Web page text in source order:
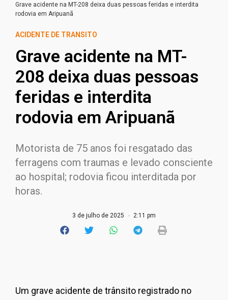
Grave acidente na MT-208 deixa duas pessoas feridas e interdita
rodovia em Aripuanã
ACIDENTE DE TRANSITO
Grave acidente na MT-
208 deixa duas pessoas
feridas e interdita
rodovia em Aripuanã
Motorista de 75 anos foi resgatado das
ferragens com traumas e levado consciente
ao hospital; rodovia ficou interditada por
horas.
3 de julho de 2025 2:11 pm
Um grave acidente de trânsito registrado no